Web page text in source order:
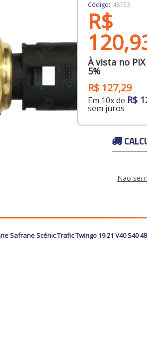
Código: 48753
R$
À vista no
5%
R$ 127,29
Em 10x de R$
sem juros
Não sei
Scénic Trafic Twingo 19 21 V40 S40